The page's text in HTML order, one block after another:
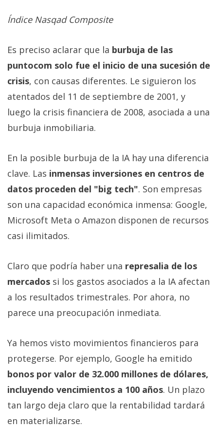
Índice Nasqad Composite
Es preciso aclarar que la burbuja de las
puntocom solo fue el inicio de una sucesión de
crisis, con causas diferentes. Le siguieron los
atentados del 11 de septiembre de 2001, y
luego la crisis financiera de 2008, asociada a una
burbuja inmobiliaria.
En la posible burbuja de la IA hay una diferencia
clave. Las inmensas inversiones en centros de
datos proceden del "big tech". Son empresas
son una capacidad económica inmensa: Google,
Microsoft Meta o Amazon disponen de recursos
casi ilimitados.
Claro que podría haber una represalia de los
mercados si los gastos asociados a la IA afectan
a los resultados trimestrales. Por ahora, no
parece una preocupación inmediata.
Ya hemos visto movimientos financieros para
protegerse. Por ejemplo, Google ha emitido
bonos por valor de 32.000 millones de dólares,
incluyendo vencimientos a 100 años. Un plazo
tan largo deja claro que la rentabilidad tardará
en materializarse.